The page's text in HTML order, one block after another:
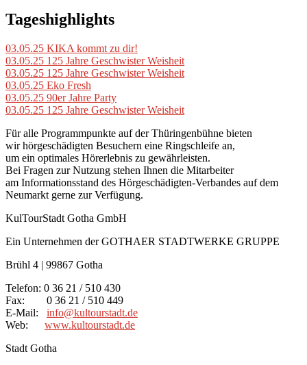
Tageshighlights
03.05.25 KIKA kommt zu dir!
03.05.25 125 Jahre Geschwister Weisheit
03.05.25 125 Jahre Geschwister Weisheit
03.05.25 Eko Fresh
03.05.25 90er Jahre Party
03.05.25 125 Jahre Geschwister Weisheit
Für alle Programmpunkte auf der Thüringenbühne bieten
wir hörgeschädigten Besuchern eine Ringschleife an,
um ein optimales Hörerlebnis zu gewährleisten.
Bei Fragen zur Nutzung stehen Ihnen die Mitarbeiter
am Informationsstand des Hörgeschädigten-Verbandes auf dem
Neumarkt gerne zur Verfügung.
KulTourStadt Gotha GmbH
Ein Unternehmen der GOTHAER STADTWERKE GRUPPE
Brühl 4 | 99867 Gotha
Telefon: 0 36 21 / 510 430
Fax: 0 36 21 / 510 449
E-Mail: info@kultourstadt.de
Web: www.kultourstadt.de
Stadt Gotha